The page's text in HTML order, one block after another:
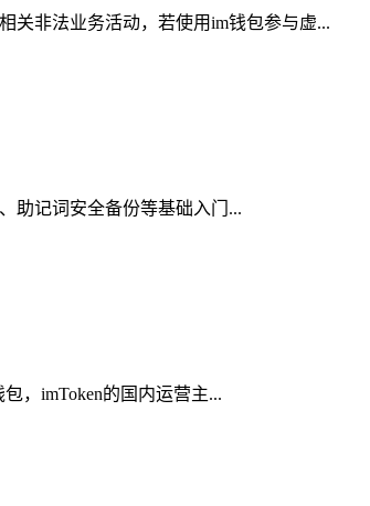
关非法业务活动，若使用im钱包参与虚...
助记词安全备份等基础入门...
，imToken的国内运营主...